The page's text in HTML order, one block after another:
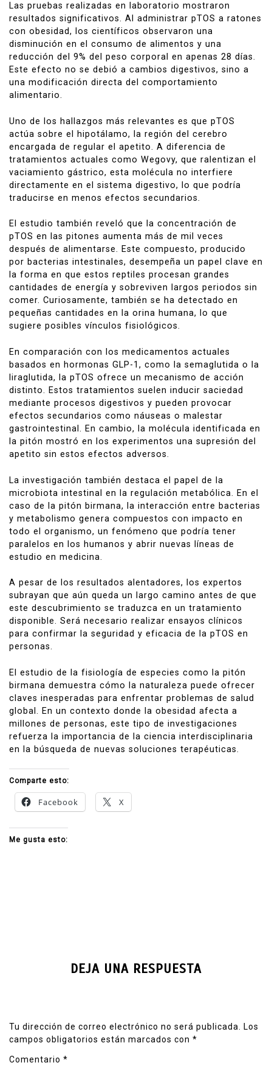
Las pruebas realizadas en laboratorio mostraron
resultados significativos. Al administrar pTOS a ratones
con obesidad, los científicos observaron una
disminución en el consumo de alimentos y una
reducción del 9% del peso corporal en apenas 28 días.
Este efecto no se debió a cambios digestivos, sino a
una modificación directa del comportamiento
alimentario.
Uno de los hallazgos más relevantes es que pTOS
actúa sobre el hipotálamo, la región del cerebro
encargada de regular el apetito. A diferencia de
tratamientos actuales como Wegovy, que ralentizan el
vaciamiento gástrico, esta molécula no interfiere
directamente en el sistema digestivo, lo que podría
traducirse en menos efectos secundarios.
El estudio también reveló que la concentración de
pTOS en las pitones aumenta más de mil veces
después de alimentarse. Este compuesto, producido
por bacterias intestinales, desempeña un papel clave en
la forma en que estos reptiles procesan grandes
cantidades de energía y sobreviven largos periodos sin
comer. Curiosamente, también se ha detectado en
pequeñas cantidades en la orina humana, lo que
sugiere posibles vínculos fisiológicos.
En comparación con los medicamentos actuales
basados en hormonas GLP-1, como la semaglutida o la
liraglutida, la pTOS ofrece un mecanismo de acción
distinto. Estos tratamientos suelen inducir saciedad
mediante procesos digestivos y pueden provocar
efectos secundarios como náuseas o malestar
gastrointestinal. En cambio, la molécula identificada en
la pitón mostró en los experimentos una supresión del
apetito sin estos efectos adversos.
La investigación también destaca el papel de la
microbiota intestinal en la regulación metabólica. En el
caso de la pitón birmana, la interacción entre bacterias
y metabolismo genera compuestos con impacto en
todo el organismo, un fenómeno que podría tener
paralelos en los humanos y abrir nuevas líneas de
estudio en medicina.
A pesar de los resultados alentadores, los expertos
subrayan que aún queda un largo camino antes de que
este descubrimiento se traduzca en un tratamiento
disponible. Será necesario realizar ensayos clínicos
para confirmar la seguridad y eficacia de la pTOS en
personas.
El estudio de la fisiología de especies como la pitón
birmana demuestra cómo la naturaleza puede ofrecer
claves inesperadas para enfrentar problemas de salud
global. En un contexto donde la obesidad afecta a
millones de personas, este tipo de investigaciones
refuerza la importancia de la ciencia interdisciplinaria
en la búsqueda de nuevas soluciones terapéuticas.
Comparte esto:
Facebook X
Me gusta esto:
DEJA UNA RESPUESTA
Tu dirección de correo electrónico no será publicada.
Los
campos obligatorios están marcados con *
Comentario *